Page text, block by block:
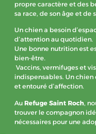
propre caractère et des
sa race, de son âge et de
Un chien a besoin
d’attention au quotidien.
Une bonne nutrition est
bien-être.
Vaccins, vermifuges et
indispensables. Un
et entouré d’affection.
Au Refuge Saint Roch,
trouver le compagnon
nécessaires pour une